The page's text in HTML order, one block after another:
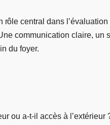
central dans
communication claire, un
du foyer.
ou a-t-il accès à l’extérieur